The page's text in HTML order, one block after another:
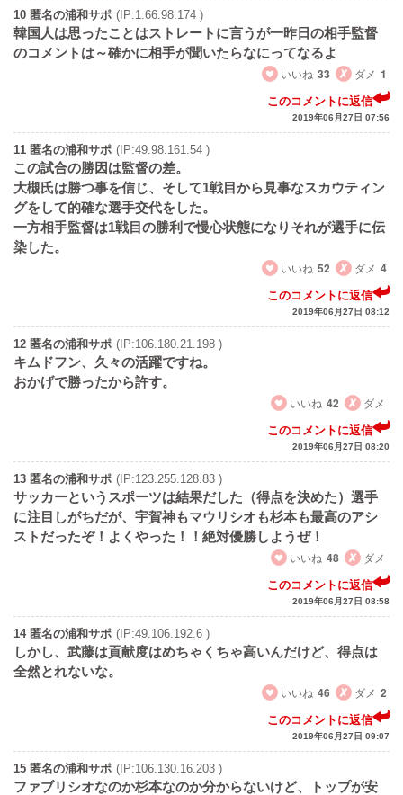
10 匿名の浦和サポ (IP:1.66.98.174 )
韓国人は思ったことはストレートに言うが一昨日の相手監督
のコメントは～確かに相手が聞いたらなにってなるよ
いいね 33 ダメ 1
このコメントに返信
2019年06月27日 07:56
11 匿名の浦和サポ (IP:49.98.161.54 )
この試合の勝因は監督の差。
大槻氏は勝つ事を信じ、そして1戦目から見事なスカウティン
グをして的確な選手交代をした。
一方相手監督は1戦目の勝利で慢心状態になりそれが選手に伝
染した。
いいね 52 ダメ 4
このコメントに返信
2019年06月27日 08:12
12 匿名の浦和サポ (IP:106.180.21.198 )
キムドフン、久々の活躍ですね。
おかげで勝ったから許す。
いいね 42 ダメ
このコメントに返信
2019年06月27日 08:20
13 匿名の浦和サポ (IP:123.255.128.83 )
サッカーというスポーツは結果だした（得点を決めた）選手
に注目しがちだが、宇賀神もマウリシオも杉本も最高のアシ
ストだったぞ！よくやった！！絶対優勝しようぜ！
いいね 48 ダメ
このコメントに返信
2019年06月27日 08:58
14 匿名の浦和サポ (IP:49.106.192.6 )
しかし、武藤は貢献度はめちゃくちゃ高いんだけど、得点は
全然とれないな。
いいね 46 ダメ 2
このコメントに返信
2019年06月27日 09:07
15 匿名の浦和サポ (IP:106.130.16.203 )
ファブリシオなのか杉本なのか分からないけど、トップが安